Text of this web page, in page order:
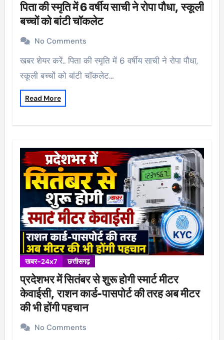
पिता की स्मृति में 6 वर्षीय साची ने रोपा पौधा, स्कूली
बच्चों को बांटी चॉकलेट
No Comments
खबर शेयर करें.. पिता की स्मृति में 6 वर्षीय साची ने रोपा पौधा,
स्कूली बच्चों को बांटी चॉकलेट…
Read More
खबर-24x7 छत्तीसगढ़
प्रदेशभर में सितंबर से शुरू होगी स्मार्ट मीटर
केवाईसी, राशन कार्ड-पासपोर्ट की तरह अब मीटर
की भी होंगी पहचान
No Comments